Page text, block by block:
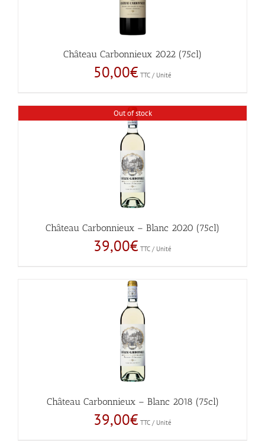
Château Carbonnieux 2022 (75cl)
50,00€ TTC / Unité
Out of stock
Château Carbonnieux – Blanc 2020 (75cl)
39,00€ TTC / Unité
Château Carbonnieux – Blanc 2018 (75cl)
39,00€ TTC / Unité